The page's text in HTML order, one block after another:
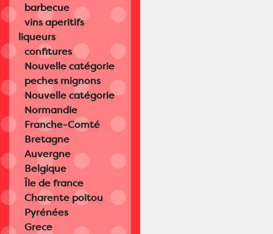
barbecue
vins aperitifs
liqueurs
confitures
Nouvelle catégorie
peches mignons
Nouvelle catégorie
Normandie
Franche-Comté
Bretagne
Auvergne
Belgique
Île de france
Charente poitou
Pyrénées
Grece